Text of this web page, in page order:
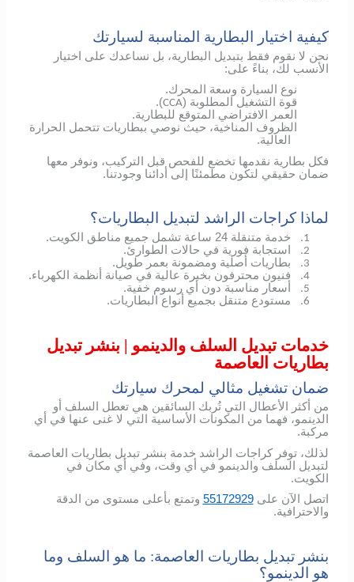
كيفية اختيار البطارية المناسبة لسيارتك
نحن لا نقوم فقط بتبديل البطارية، بل نساعدك على اختيار
الأنسب لك، بناءً على:
نوع السيارة وسعة المحرك.
قوة التشغيل المطلوبة (CCA
).
العمر الافتراضي المتوقع للبطارية.
الظروف المناخية، حيث نوصي ببطاريات تتحمل الحرارة
العالية.
فكل بطارية نقدمها تخضع للفحص قبل التركيب، ونوفر معها
ضمان حقيقي لتكون مطمئنًا إلى أدائنا وجودتنا.
لماذا كراجات الراشد لتبديل البطاريات؟
1. خدمة متنقلة 24 ساعة تشمل جميع مناطق الكويت.
2. استجابة فورية في حالات الطوارئ.
3. بطاريات أصلية ومضمونة بعمر طويل.
4. فنيون محترفون بخبرة عالية في صيانة أنظمة الكهرباء.
5. أسعار مناسبة دون أي رسوم خفية.
6. مستودع متنقل بجميع أنواع البطاريات.
خدمات تبديل السلف والدينمو | بنشر تبديل
بطاريات العاصمة
ضمان تشغيل مثالي لمحرك سيارتك
من أكثر الأعطال التي تُربك السائقين هي تعطل السلف أو
الدينمو، فهما من المكونات الأساسية التي لا غنى عنها في أي
مركبة.
لذلك، توفر كراجات الراشد خدمة بنشر تبديل بطاريات العاصمة
لتبديل السلف والدينمو في أي وقت، وفي أي مكان في
الكويت.
اتصل الآن على55172929 وتمتع بأعلى مستوى من الدقة
والاحترافية.
بنشر تبديل بطاريات العاصمة: ما هو السلف وما
هو الدينمو؟